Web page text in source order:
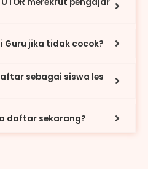
Guru jika tidak cocok?
sebagai siswa les
daftar sekarang?